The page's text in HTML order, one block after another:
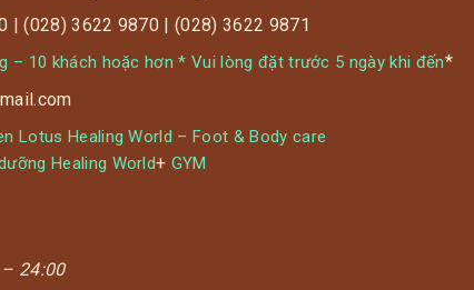
| (028) 3622 9870 | (028) 3622 9871
– 10 khách hoặc hơn * Vui lòng đặt trước 5 ngày khi đến*
Lotus Healing World – Foot & Body care
Healing World+ GYM
24:00